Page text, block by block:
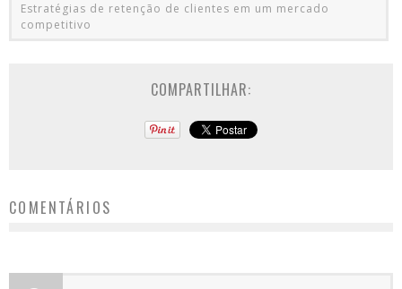
Estratégias de retenção de clientes em um mercado
competitivo
COMPARTILHAR:
COMENTÁRIOS